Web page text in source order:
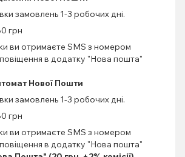
замовлень 1-3 робочих дні.
грн
ви отримаєте SMS з номером
в додатку "Нова пошта"
Нової Пошти
замовлень 1-3 робочих дні.
грн
ви отримаєте SMS з номером
в додатку "Нова пошта"